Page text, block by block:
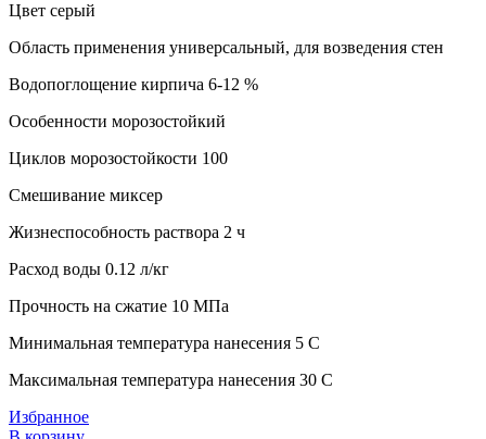
Цвет серый
Область применения универсальный, для возведения стен
Водопоглощение кирпича 6-12 %
Особенности морозостойкий
Циклов морозостойкости 100
Смешивание миксер
Жизнеспособность раствора 2 ч
Расход воды 0.12 л/кг
Прочность на сжатие 10 МПа
Минимальная температура нанесения 5 C
Максимальная температура нанесения 30 C
Избранное